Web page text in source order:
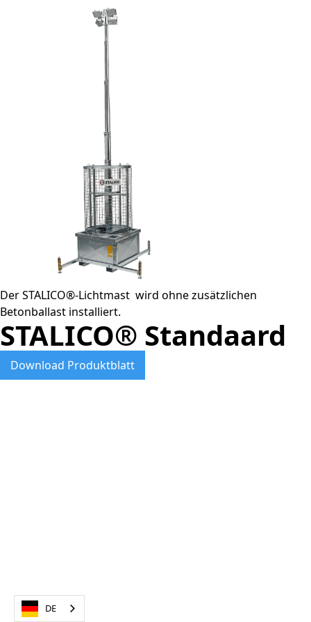
Der STALICO®-Lichtmast wird ohne zusätzlichen
Betonballast installiert.
STALICO® Standaard
Download Produktblatt
DE